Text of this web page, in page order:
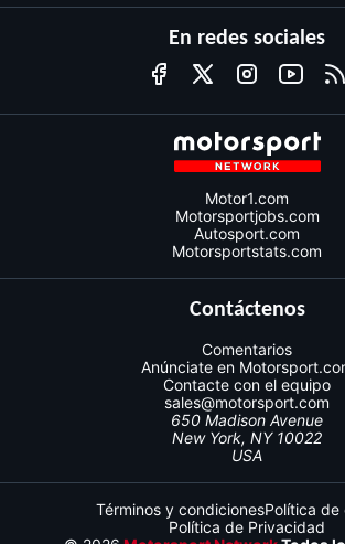
En redes sociales
Motor1.com
Motorsportjobs.com
Autosport.com
Motorsportstats.com
Contáctenos
Comentarios
Anúnciate en
Contacte con el equipo
sales@motorsport.com
650 Madison Avenue
New York, NY 10022
USA
Términos y condicionesPolítica de
Política de Privacidad